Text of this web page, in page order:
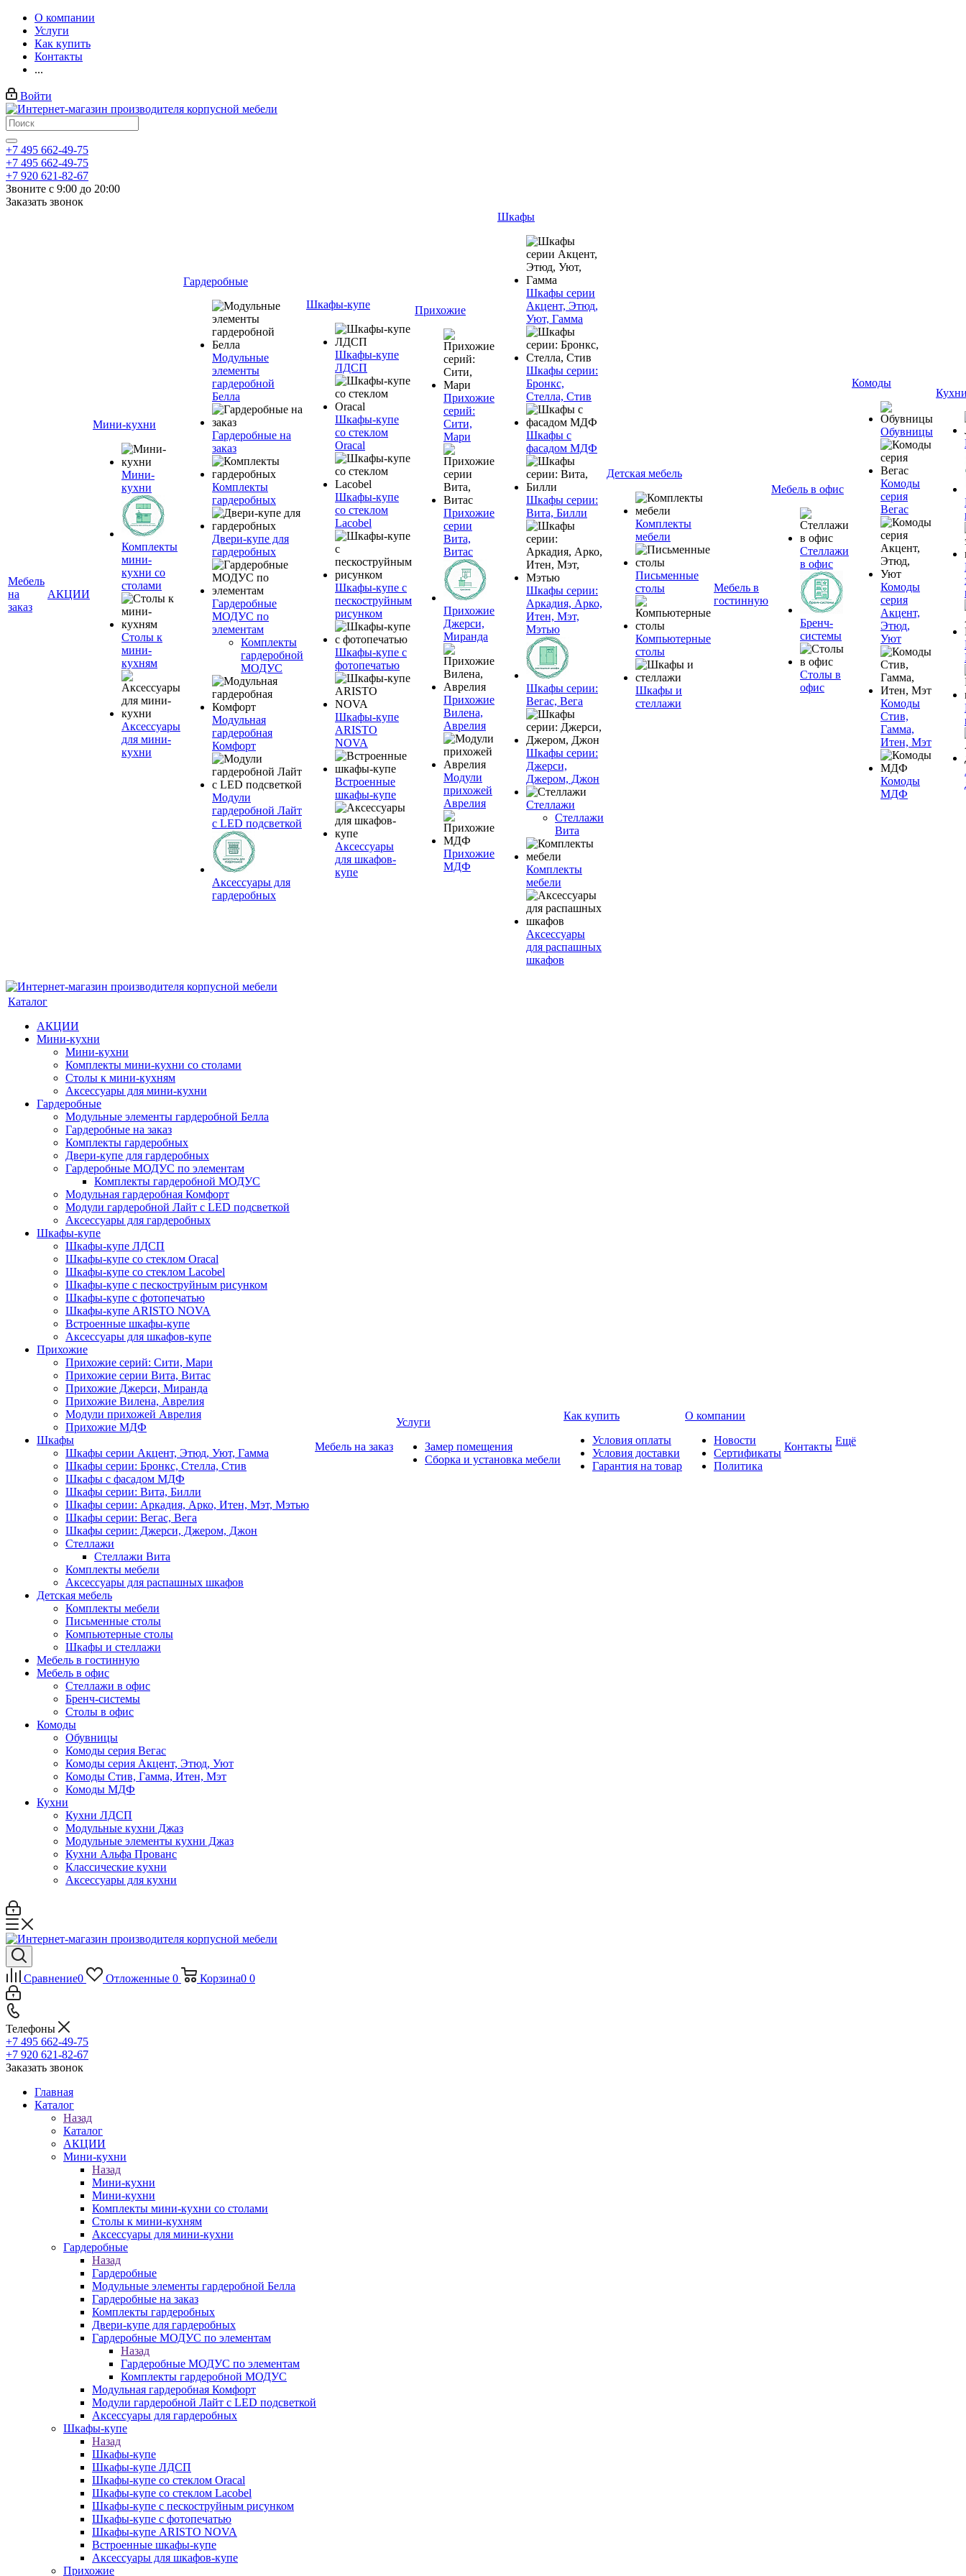
О компании
Услуги
Как купить
Контакты
...
Войти
+7 495 662-49-75
+7 495 662-49-75
+7 920 621-82-67
Звоните с 9:00 до 20:00
Заказать звонок
Мебель
на
заказ
АКЦИИ
Мини-кухни
Мини-
кухни
Комплекты
мини-
кухни со
столами
Столы к
мини-
кухням
Аксессуары
для мини-
кухни
Гардеробные
Модульные
элементы
гардеробной
Белла
Гардеробные на
заказ
Комплекты
гардеробных
Двери-купе для
гардеробных
Гардеробные
МОДУС по
элементам
Комплекты
гардеробной
МОДУС
Модульная
гардеробная
Комфорт
Модули
гардеробной Лайт
с LED подсветкой
Аксессуары для
гардеробных
Шкафы-купе
Шкафы-купе
ЛДСП
Шкафы-купе
со стеклом
Oracal
Шкафы-купе
со стеклом
Lacobel
Шкафы-купе с
пескоструйным
рисунком
Шкафы-купе с
фотопечатью
Шкафы-купе
ARISTO
NOVA
Встроенные
шкафы-купе
Аксессуары
для шкафов-
купе
Прихожие
Прихожие
серий:
Сити,
Мари
Прихожие
серии
Вита,
Витас
Прихожие
Джерси,
Миранда
Прихожие
Вилена,
Аврелия
Модули
прихожей
Аврелия
Прихожие
МДФ
Шкафы
Шкафы серии
Акцент, Этюд,
Уют, Гамма
Шкафы серии:
Бронкс,
Стелла, Стив
Шкафы с
фасадом МДФ
Шкафы серии:
Вита, Билли
Шкафы серии:
Аркадия, Арко,
Итен, Мэт,
Мэтью
Шкафы серии:
Вегас, Вега
Шкафы серии:
Джерси,
Джером, Джон
Стеллажи
Стеллажи
Вита
Комплекты
мебели
Аксессуары
для распашных
шкафов
Детская мебель
Комплекты
мебели
Письменные
столы
Компьютерные
столы
Шкафы и
стеллажи
Мебель в
гостинную
Мебель в офис
Стеллажи
в офис
Бренч-
системы
Столы в
офис
Комоды
Обувницы
Комоды
серия
Вегас
Комоды
серия
Акцент,
Этюд,
Уют
Комоды
Стив,
Гамма,
Итен, Мэт
Комоды
МДФ
Каталог
АКЦИИ
Мини-кухни
Мини-кухни
Комплекты мини-кухни со столами
Столы к мини-кухням
Аксессуары для мини-кухни
Гардеробные
Модульные элементы гардеробной Белла
Гардеробные на заказ
Комплекты гардеробных
Двери-купе для гардеробных
Гардеробные МОДУС по элементам
Комплекты гардеробной МОДУС
Модульная гардеробная Комфорт
Модули гардеробной Лайт с LED подсветкой
Аксессуары для гардеробных
Шкафы-купе
Шкафы-купе ЛДСП
Шкафы-купе со стеклом Oracal
Шкафы-купе со стеклом Lacobel
Шкафы-купе с пескоструйным рисунком
Шкафы-купе с фотопечатью
Шкафы-купе ARISTO NOVA
Встроенные шкафы-купе
Аксессуары для шкафов-купе
Прихожие
Прихожие серий: Сити, Мари
Прихожие серии Вита, Витас
Прихожие Джерси, Миранда
Прихожие Вилена, Аврелия
Модули прихожей Аврелия
Прихожие МДФ
Шкафы
Шкафы серии Акцент, Этюд, Уют, Гамма
Шкафы серии: Бронкс, Стелла, Стив
Шкафы с фасадом МДФ
Шкафы серии: Вита, Билли
Шкафы серии: Аркадия, Арко, Итен, Мэт, Мэтью
Шкафы серии: Вегас, Вега
Шкафы серии: Джерси, Джером, Джон
Стеллажи
Стеллажи Вита
Комплекты мебели
Аксессуары для распашных шкафов
Детская мебель
Комплекты мебели
Письменные столы
Компьютерные столы
Шкафы и стеллажи
Мебель в гостинную
Мебель в офис
Стеллажи в офис
Бренч-системы
Столы в офис
Комоды
Обувницы
Комоды серия Вегас
Комоды серия Акцент, Этюд, Уют
Комоды Стив, Гамма, Итен, Мэт
Комоды МДФ
Кухни
Кухни ЛДСП
Модульные кухни Джаз
Модульные элементы кухни Джаз
Кухни Альфа Прованс
Классические кухни
Аксессуары для кухни
Мебель на заказ
Услуги
Замер помещения
Сборка и установка мебели
Как купить
Условия оплаты
Условия доставки
Гарантия на товар
О компании
Новости
Сертификаты
Политика
Контакты Ещё
Сравнение0 Отложенные 0 Корзина0 0
Телефоны
+7 495 662-49-75
+7 920 621-82-67
Заказать звонок
Главная
Каталог
Назад
Каталог
АКЦИИ
Мини-кухни
Назад
Мини-кухни
Мини-кухни
Комплекты мини-кухни со столами
Столы к мини-кухням
Аксессуары для мини-кухни
Гардеробные
Назад
Гардеробные
Модульные элементы гардеробной Белла
Гардеробные на заказ
Комплекты гардеробных
Двери-купе для гардеробных
Гардеробные МОДУС по элементам
Назад
Гардеробные МОДУС по элементам
Комплекты гардеробной МОДУС
Модульная гардеробная Комфорт
Модули гардеробной Лайт с LED подсветкой
Аксессуары для гардеробных
Шкафы-купе
Назад
Шкафы-купе
Шкафы-купе ЛДСП
Шкафы-купе со стеклом Oracal
Шкафы-купе со стеклом Lacobel
Шкафы-купе с пескоструйным рисунком
Шкафы-купе с фотопечатью
Шкафы-купе ARISTO NOVA
Встроенные шкафы-купе
Аксессуары для шкафов-купе
Прихожие